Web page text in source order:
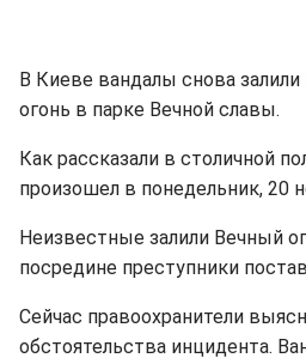
В Киеве вандалы снова
огонь в парке Вечной славы.
Как рассказали в столичной
произошел в понедельник, 20
Неизвестные залили Вечный
посредине преступники
Сейчас правоохранители
обстоятельства инцидента.